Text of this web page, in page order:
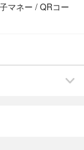
マネー / QRコー